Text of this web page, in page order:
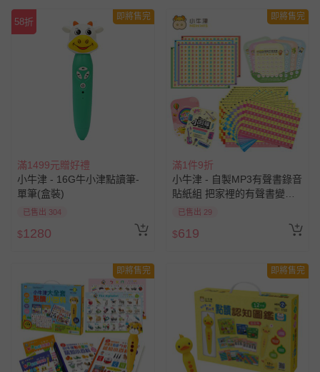
58折 即將售完
滿1499元贈好禮
小牛津 - 16G牛小津點讀筆-
單筆(盒裝)
已售出 304
$1280
即將售完
滿1件9折
小牛津 - 自製MP3有聲書錄音
貼紙組 把家裡的有聲書變成
點讀書-3000張MP3放音貼紙.
200張錄音貼紙.8張音樂小卡
已售出 29
$619
即將售完 即將售完